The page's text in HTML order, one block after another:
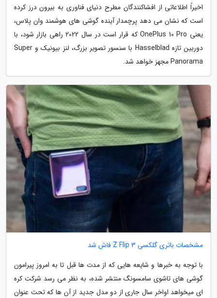
اخیراً اطلاعاتی از افشاکنندگان مطرح دنیای فناوری به بیرون درز کرده
است که نشان می دهد پرچمدار آینده گوشی های هوشمند وان پلاس،
یعنی OnePlus 10 Pro که قرار است در سال 2022 راهی بازار شود، با
دوربین تازه Hasselblad با سنسور تصویر بزرگ، لنز بیونیک و Super
Panorama مجهز خواهد شد.
مشخصات باتری گلکسی Z Flip 3 فاش شد
با توجه به خبرها و شایعه هایی که از مدت ها قبل تا به امروز پیرامون
گوشی های تاشوی سامسونگ منتشر شده، به نظر می رسد شرکت کره
ای میخواهد اواخر سال جاری از دو مدل جدید از آن ها که تحت عنوان